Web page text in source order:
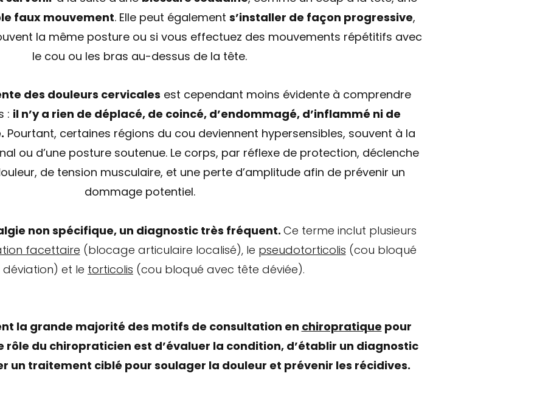
faux mouvement. Elle peut également s’installer de façon progressive,
la même posture ou si vous effectuez des mouvements répétitifs avec
le cou ou les bras au-dessus de la tête.
des douleurs cervicales est cependant moins évidente à comprendre
: il n’y a rien de déplacé, de coincé, d’endommagé, d’inflammé ni de
Pourtant, certaines régions du cou deviennent hypersensibles, souvent à la
ou d’une posture soutenue. Le corps, par réflexe de protection, déclenche
de tension musculaire, et une perte d’amplitude afin de prévenir un
dommage potentiel.
non spécifique, un diagnostic très fréquent. Ce terme inclut plusieurs
facettaire (blocage articulaire localisé), le pseudotorticolis (cou bloqué
déviation) et le torticolis (cou bloqué avec tête déviée).
la grande majorité des motifs de consultation en chiropratique pour
rôle du chiropraticien est d’évaluer la condition, d’établir un diagnostic
un traitement ciblé pour soulager la douleur et prévenir les récidives.